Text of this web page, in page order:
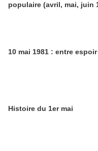
populaire (avril, mai, juin
10 mai 1981 : entre
Histoire du 1er mai